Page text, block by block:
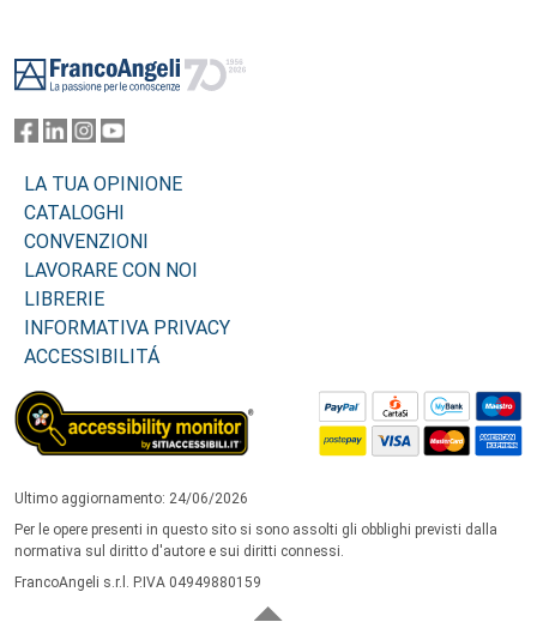
LA TUA OPINIONE
CATALOGHI
CONVENZIONI
LAVORARE CON NOI
LIBRERIE
INFORMATIVA PRIVACY
ACCESSIBILITÁ
Ultimo aggiornamento: 24/06/2026
Per le opere presenti in questo sito si sono assolti gli obblighi previsti dalla
normativa sul diritto d'autore e sui diritti connessi.
FrancoAngeli s.r.l. P.IVA 04949880159